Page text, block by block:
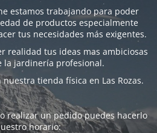
estamos trabajando para poder
de productos especialmente
tus necesidades más exigentes.
realidad tus ideas mas ambiciosas
la jardinería profesional.
tienda física en Las Rozas.
realizar un pedido puedes hacerlo
horario: